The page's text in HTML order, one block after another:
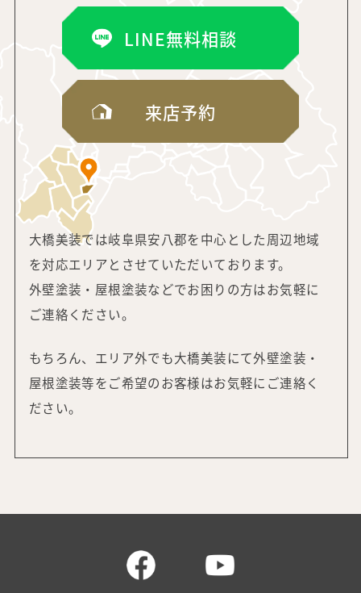
LINE無料相談
来店予約
大橋美装では岐阜県安八郡を中心とした周辺地域
を対応エリアと させていただいております。
外壁塗装・屋根塗装などでお困りの方はお気軽に
ご連絡ください。
もちろん、エリア外でも大橋美装にて外壁塗装・
屋根塗装等をご希望のお客様はお気軽にご連絡く
ださい。